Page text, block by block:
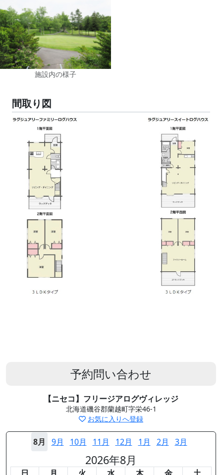
施設内の様子
間取り図
予約問い合わせ
【ニセコ】フリージアログヴィレッジ
北海道磯谷郡蘭越町字栄46-1
お気に入りへ登録
8月 9月 10月 11月 12月 1月 2月 3月
2026年8月